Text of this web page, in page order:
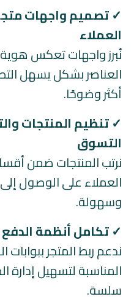
✓تصميم واجهات
العملاء
نُبرز واجهات تعكس هوية
العناصر بشكل يسهل
أكثر وضوحًا.
✓ تنظيم المنتجات
التسوق
نرتب المنتجات ضمن
العملاء على الوصول
وسهولة.
✓تكامل أنظمة
ندعم ربط المتجر
المناسبة لتسهيل إدارة
سلسة.